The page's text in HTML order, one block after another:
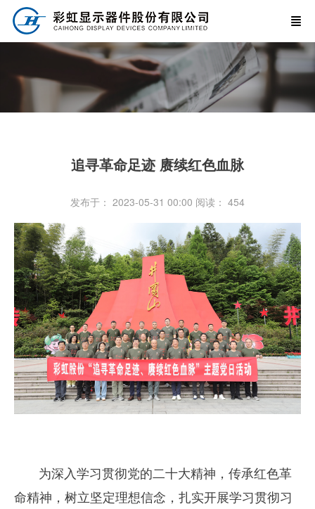
追寻革命足迹 赓续红色血脉
发布于： 2023-05-31 00:00 阅读： 454
为深入学习贯彻党的二十大精神，传承红色革
命精神，树立坚定理想信念，扎实开展学习贯彻习